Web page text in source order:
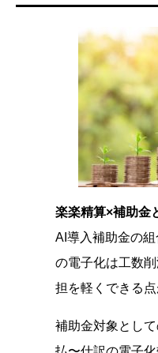
楽楽精算×補助金
AI導入補助金の
の電子化は工数
担を軽くできる点
補助金対象とし